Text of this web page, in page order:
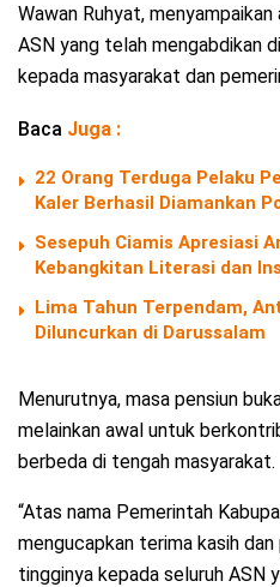
Wawan Ruhyat,
ASN yang telah mengabdikan
kepada masyarakat dan
Baca Juga :
22 Orang Terduga Pelaku
Kaler Berhasil Diamankan
Sesepuh Ciamis Apresiasi
Kebangkitan Literasi dan
Lima Tahun Terpendam,
Diluncurkan di Darussalam
Menurutnya, masa pensiun
melainkan awal untuk
berbeda di tengah masyarakat.
“Atas nama Pemerintah
mengucapkan terima kasih
tingginya kepada seluruh ASN